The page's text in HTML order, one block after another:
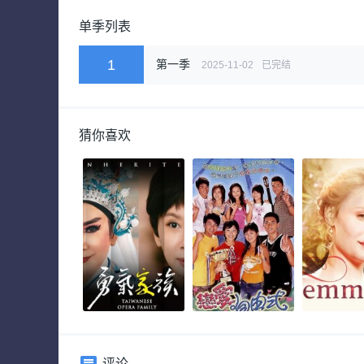
单季列表
1 第一季 2025-11-02 已完结
猜你喜欢